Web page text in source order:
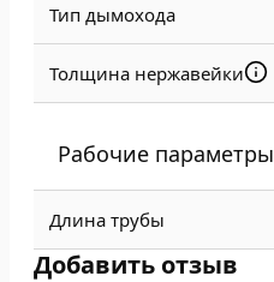
Тип дымохода
Толщина нержавейки
Рабочие параметры
Длина трубы
Добавить отзыв